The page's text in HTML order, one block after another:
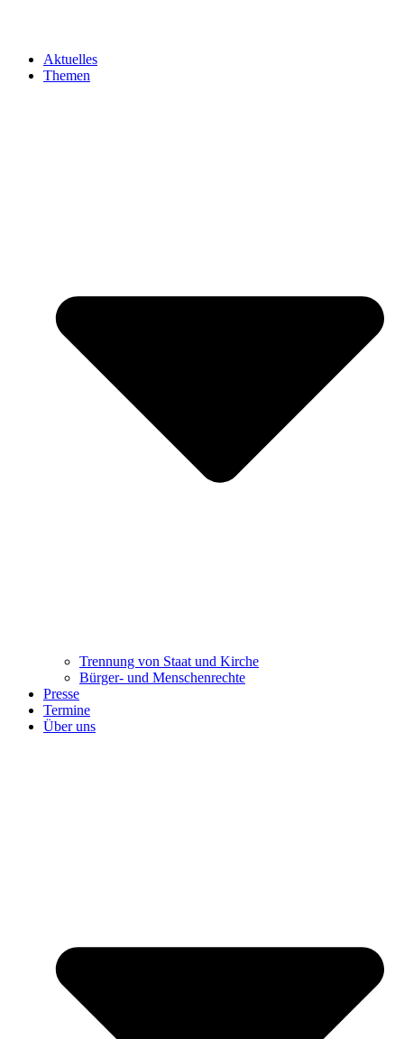
Aktuelles
Themen
Trennung ​​​​​​​von Staat und Kirche
Bürger- und Menschenrechte
Presse
Termine
Über uns